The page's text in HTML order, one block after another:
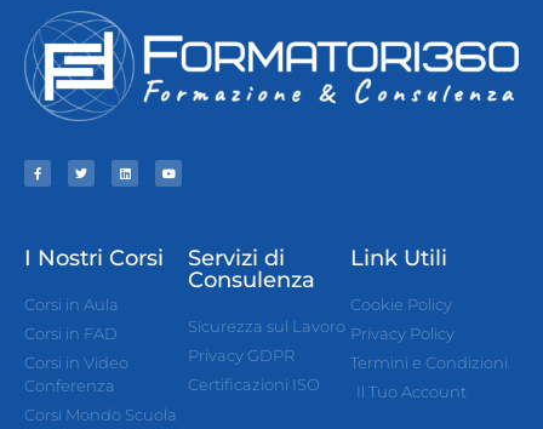
I Nostri Corsi
Corsi in Aula
Corsi in FAD
Corsi in Video
Conferenza
Corsi Mondo Scuola
Servizi di
Consulenza
Sicurezza sul Lavoro
Privacy GDPR
Certificazioni ISO
Link Utili
Cookie Policy
Privacy Policy
Termini e Condizioni
Il Tuo Account